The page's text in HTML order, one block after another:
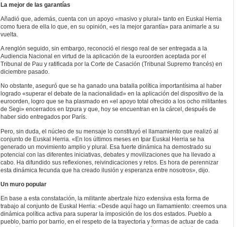
La mejor de las garantías
Añadió que, además, cuenta con un apoyo «masivo y plural» tanto en Euskal Herria
como fuera de ella lo que, en su opinión, «es la mejor garantía» para animarle a su
vuelta.
A renglón seguido, sin embargo, reconoció el riesgo real de ser entregada a la
Audiencia Nacional en virtud de la aplicación de la euroorden aceptada por el
Tribunal de Pau y ratificada por la Corte de Casación (Tribunal Supremo francés) en
diciembre pasado.
No obstante, aseguró que se ha ganado una batalla política importantísima al haber
logrado «superar el debate de la nacionalidad» en la aplicación del dispositivo de la
euroorden, logro que se ha plasmado en «el apoyo total ofrecido a los ocho militantes
de Segi» encerrados en Izpura y que, hoy se encuentran en la cárcel, después de
haber sido entregados por París.
Pero, sin duda, el núcleo de su mensaje lo constituyó el llamamiento que realizó al
conjunto de Euskal Herria. «En los últimos meses en Ipar Euskal Herria se ha
generado un movimiento amplio y plural. Esa fuerte dinámica ha demostrado su
potencial con las diferentes iniciativas, debates y movilizaciones que ha llevado a
cabo. Ha difundido sus reflexiones, reivindicaciones y retos. Es hora de perennizar
esta dinámica fecunda que ha creado ilusión y esperanza entre nosotros», dijo.
Un muro popular
En base a esta constatación, la militante abertzale hizo extensiva esta forma de
trabajo al conjunto de Euskal Herria: «Desde aquí hago un llamamiento: creemos una
dinámica política activa para superar la imposición de los dos estados. Pueblo a
pueblo, barrio por barrio, en el respeto de la trayectoria y formas de actuar de cada